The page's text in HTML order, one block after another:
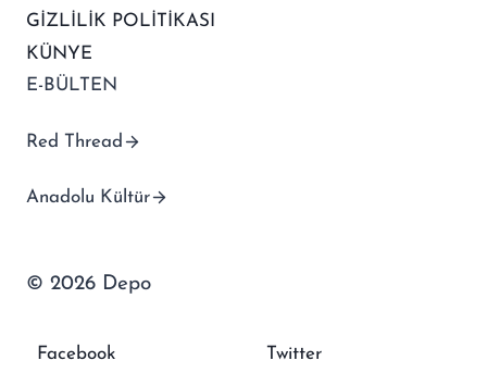
GİZLİLİK POLİTİKASI
KÜNYE
E-BÜLTEN
Red Thread
Anadolu Kültür
© 2026 Depo
Facebook Twitter